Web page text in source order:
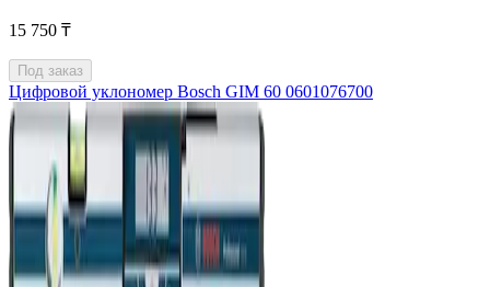
15 750 ₸
Под заказ
Цифровой уклономер Bosch GIM 60 0601076700